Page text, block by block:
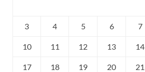
3 4 5 6 7
10 11 12 13 14
17 18 19 20 21